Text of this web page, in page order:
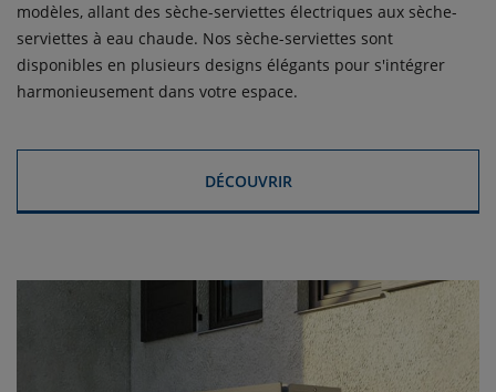
modèles, allant des sèche-serviettes électriques aux sèche-
serviettes à eau chaude. Nos sèche-serviettes sont
disponibles en plusieurs designs élégants pour s'intégrer
harmonieusement dans votre espace.
DÉCOUVRIR